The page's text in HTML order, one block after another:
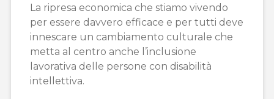
La ripresa economica che stiamo vivendo
per essere davvero efficace e per tutti deve
innescare un cambiamento culturale che
metta al centro anche l’inclusione
lavorativa delle persone con disabilità
intellettiva.